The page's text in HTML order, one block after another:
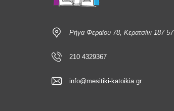
Ρήγα Φεραίου 78, Κερατσίνι 187 57
210 4329367
info@mesitiki-katoikia.gr